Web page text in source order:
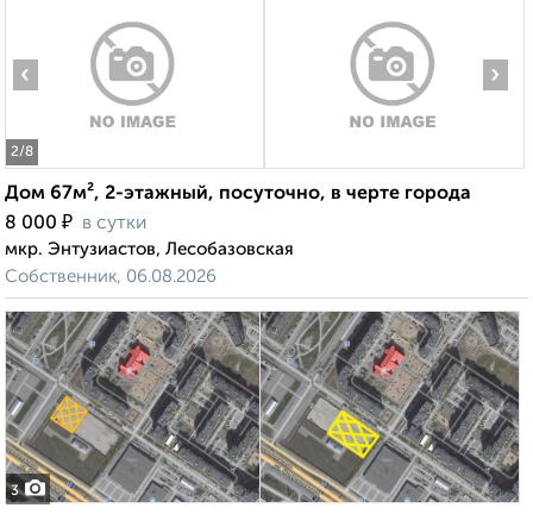
2/8
‹ ›
Дом 67м², 2-этажный, посуточно, в черте города
8 000 ₽ в сутки
мкр. Энтузиастов, Лесобазовская
Собственник, 06.08.2026
3